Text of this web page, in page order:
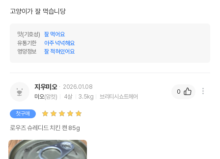
경우 그에 대한 사항
제조자,수입품의 경우
수입자를 함께 표기
전화번호
고양이가 잘 먹습니당
맛(기호성)
잘 먹어요
유통기한
아주 넉넉해요
영양정보
잘 적혀있어요
지우미오
2026.01.08
미오(암컷) 4살 3.5kg 브리티시쇼트헤어
첫구매
로우즈 슈레디드 치킨 캔 85g
0